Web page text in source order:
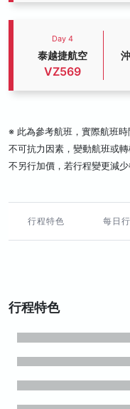
Day 4
泰越捷航空
VZ569
※ 此為參考航班，實際航班
不可抗力因素，變動航班或
不另行加價，若行程變更減少
行程特色 每日
行程特色